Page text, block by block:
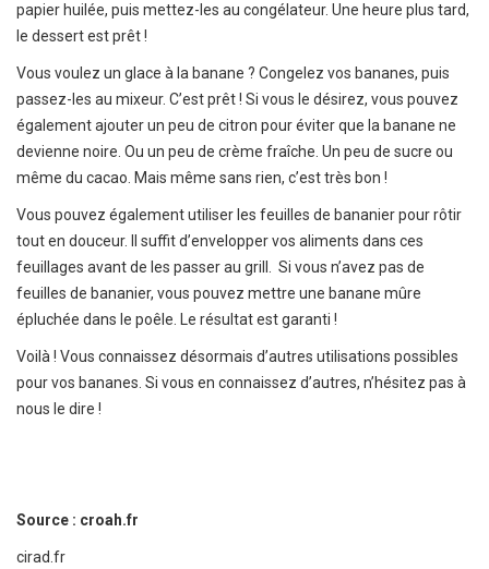
papier huilée, puis mettez-les au congélateur. Une heure plus tard,
le dessert est prêt !
Vous voulez un glace à la banane ? Congelez vos bananes, puis
passez-les au mixeur. C’est prêt ! Si vous le désirez, vous pouvez
également ajouter un peu de citron pour éviter que la banane ne
devienne noire. Ou un peu de crème fraîche. Un peu de sucre ou
même du cacao. Mais même sans rien, c’est très bon !
Vous pouvez également utiliser les feuilles de bananier pour rôtir
tout en douceur. Il suffit d’envelopper vos aliments dans ces
feuillages avant de les passer au grill. Si vous n’avez pas de
feuilles de bananier, vous pouvez mettre une banane mûre
épluchée dans le poêle. Le résultat est garanti !
Voilà ! Vous connaissez désormais d’autres utilisations possibles
pour vos bananes. Si vous en connaissez d’autres, n’hésitez pas à
nous le dire !
Source : croah.fr
cirad.fr